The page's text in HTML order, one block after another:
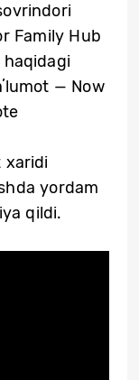
Family Hub
haqidagi
— Now
xaridi
yordam
qildi.